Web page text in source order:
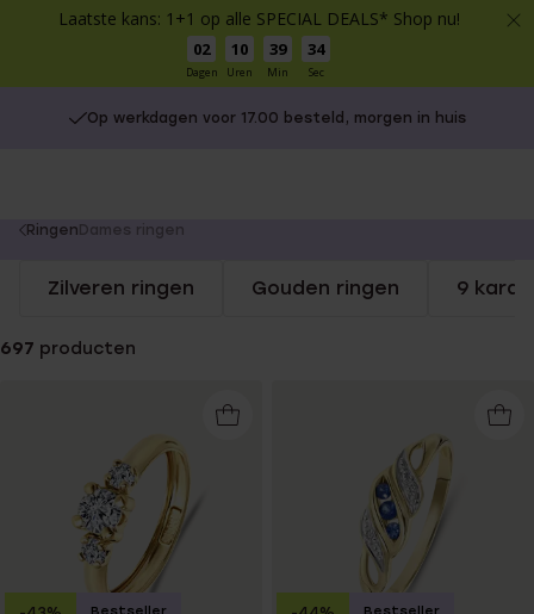
Laatste kans: 1+1 op alle SPECIAL DEALS* Shop nu!
02
Dagen
10
Uren
39
Min
33
Sec
Op werkdagen voor 17.00 besteld, morgen in huis
You
here:
Ringen Dames ringen
Zilveren ringen Gouden ringen 9
697 producten